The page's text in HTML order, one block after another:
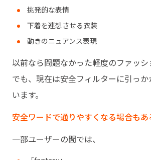
挑発的な表情
下着を連想させる衣装
動きのニュアンス表現
以前なら問題なかった軽度のファッ
でも、現在は安全フィルターに引っ
います。
安全ワードで通りやすくなる場合もあ
一部ユーザーの間では、